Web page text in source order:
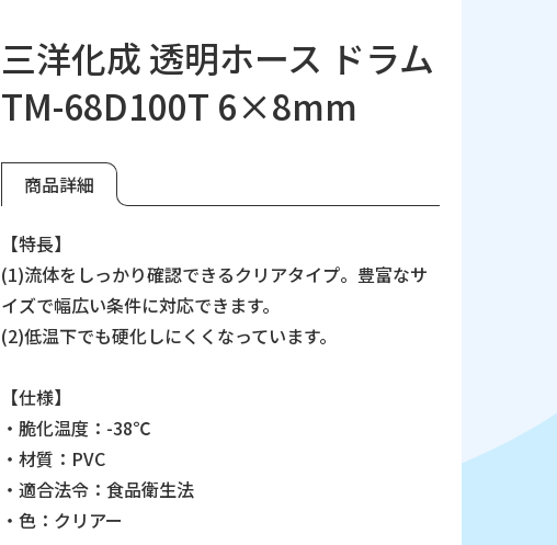
三洋化成 透明ホース ドラム
TM-68D100T 6×8mm
商品詳細
【特長】
(1)流体をしっかり確認できるクリアタイプ。豊富なサ
イズで幅広い条件に対応できます。
(2)低温下でも硬化しにくくなっています。
【仕様】
・脆化温度：-38℃
・材質：PVC
・適合法令：食品衛生法
・色：クリアー